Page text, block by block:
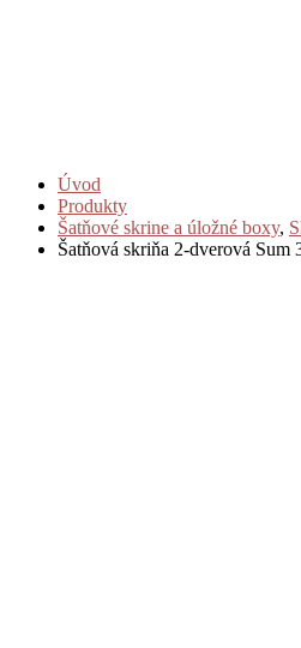
Úvod
Produkty
Šatňové skrine a úložné boxy,
Šatňová skriňa 2-dverová Sum